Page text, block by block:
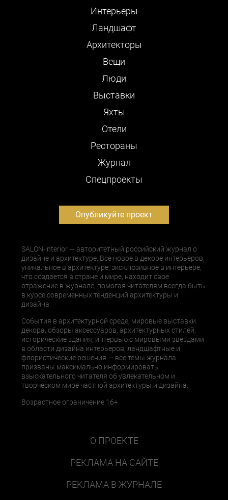
Интерьеры
Ландшафт
Архитекторы
Вещи
Люди
Выставки
Яхты
Отели
Рестораны
Журнал
Cпецпроекты
Опубликуйте проект
SALON-interior — авторитетный российский журнал о
дизайне и архитектуре. Все новое в декоре интерьеров,
уникальное в архитектуре, эксклюзивное в интерьере,
что создается в стране и мире, находит свое
отражение в журнале, помогая читателям всегда быть
в курсе современных тенденций архитектуры и
дизайна.
События в архитектурной среде, мировые выставки
декора, обзоры аксессуаров, архитектурных стилей,
исторические здания, интервью с мировыми звездами
в области дизайна интерьеров, ландшафтные и
флористические решения — все темы журнала
призваны максимально информировать
взыскательного читателя об увлекательном и
творческом мире частной архитектуры и дизайна.
Возрастное ограничение 16+
О ПРОЕКТЕ
РЕКЛАМА НА САЙТЕ
РЕКЛАМА В ЖУРНАЛЕ